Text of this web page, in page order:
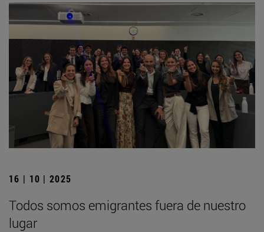
16 | 10 | 2025
Todos somos emigrantes fuera de nuestro
lugar